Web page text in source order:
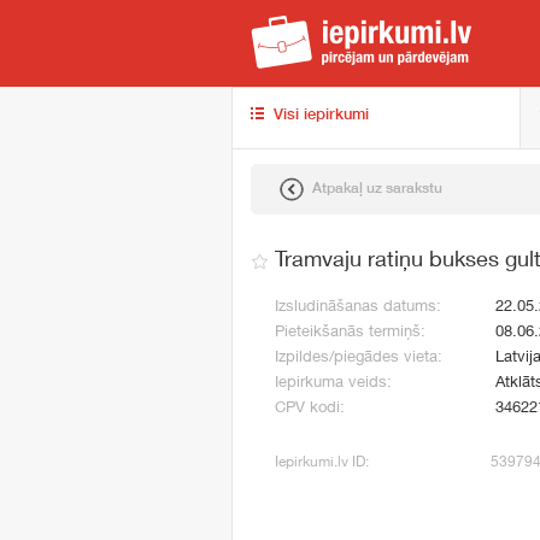
Visi iepirkumi
Atpakaļ uz sarakstu
Tramvaju ratiņu bukses
Izsludināšanas datums:
Pieteikšanās termiņš:
Izpildes/piegādes vieta:
Iepirkuma veids:
CPV kodi:
Iepirkumi.lv ID: